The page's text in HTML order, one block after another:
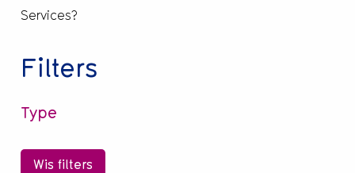
Services?
Filters
Type
Wis filters